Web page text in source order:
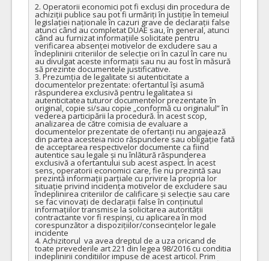
2. Operatorii economici pot fi excluși din procedura de
achiziții publice sau pot fi urmăriți în justiție în temeiul
legislației naționale în cazuri grave de declarații false
atunci când au completat DUAE sau, în general, atunci
când au furnizat informațiile solicitate pentru
verificarea absenței motivelor de excludere sau a
îndeplinirii criteriilor de selecție ori în cazul în care nu
au divulgat aceste informații sau nu au fost în măsură
să prezinte documentele justificative.
3. Prezumția de legalitate si autenticitate a
documentelor prezentate: ofertantul își asumă
răspunderea exclusivă pentru legalitatea si
autenticitatea tuturor documentelor prezentate în
original, copie si/sau copie „conformă cu originalul” în
vederea participării la procedură. În acest scop,
analizarea de către comisia de evaluare a
documentelor prezentate de ofertanți nu angajează
din partea acesteia nicio răspundere sau obligație fată
de acceptarea respectivelor documente ca fiind
autentice sau legale și nu înlătură răspunderea
exclusivă a ofertantului sub acest aspect. În acest
sens, operatorii economici care, fie nu prezintă sau
prezintă informații parțiale cu privire la propria lor
situație privind incidența motivelor de excludere sau
îndeplinirea criteriilor de calificare și selecție sau care
se fac vinovați de declarații false în conținutul
informațiilor transmise la solicitarea autorității
contractante vor fi respinși, cu aplicarea în mod
corespunzător a dispozițiilor/consecințelor legale
incidente
4. Achizitorul  va avea dreptul de a uza oricand de
toate prevederile art 221 din legea 98/2016 cu conditia
indeplinirii conditiilor impuse de acest articol. Prim